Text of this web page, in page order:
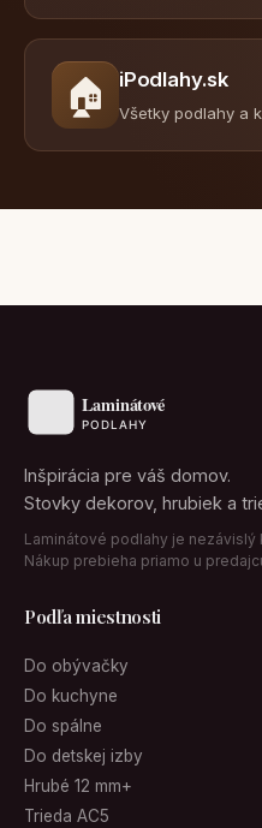
🏠 iPodlahy.sk
Všetky podlahy a
Inšpirácia pre váš domov.
Stovky dekorov, hrubiek a
Laminátové podlahy je
Nákup prebieha priamo u
Podľa miestnosti
Do obývačky
Do kuchyne
Do spálne
Do detskej izby
Hrubé 12 mm+
Trieda AC5